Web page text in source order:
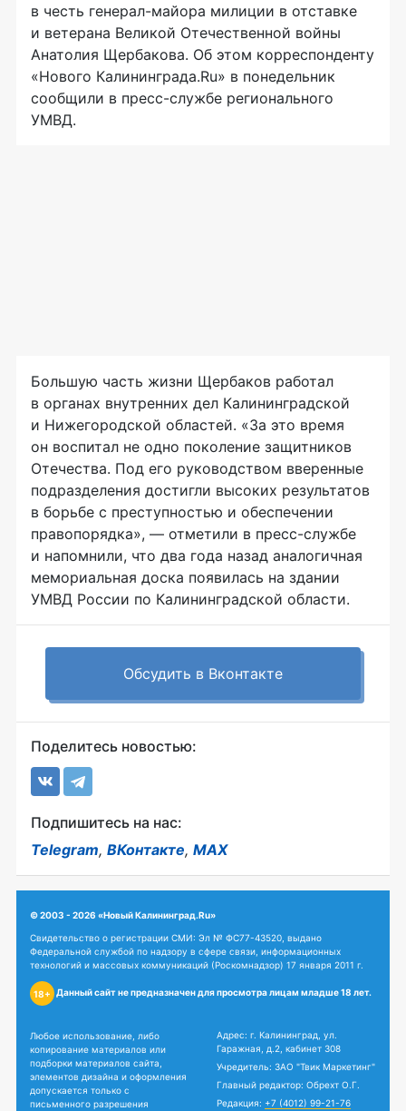
в честь генерал-майора милиции в отставке
и ветерана Великой Отечественной войны
Анатолия Щербакова. Об этом корреспонденту
«Нового Калининграда.Ru» в понедельник
сообщили в пресс-службе регионального
УМВД.
Большую часть жизни Щербаков работал
в органах внутренних дел Калининградской
и Нижегородской областей. «За это время
он воспитал не одно поколение защитников
Отечества. Под его руководством вверенные
подразделения достигли высоких результатов
в борьбе с преступностью и обеспечении
правопорядка», — отметили в пресс-службе
и напомнили, что два года назад аналогичная
мемориальная доска появилась на здании
УМВД России по Калининградской области.
Обсудить в Вконтакте
Поделитесь новостью:
Подпишитесь на нас:
Telegram, ВКонтакте, MAX
© 2003 - 2026 «Новый Калининград.Ru»
Свидетельство о регистрации СМИ: Эл № ФС77-43520, выдано
Федеральной службой по надзору в сфере связи, информационных
технологий и массовых коммуникаций (Роскомнадзор) 17 января 2011 г.
18+ Данный сайт не предназначен для просмотра лицам младше 18 лет.
Любое использование, либо
копирование материалов или
подборки материалов сайта,
элементов дизайна и оформления
допускается только с
письменного разрешения
Адрес: г. Калининград, ул.
Гаражная, д.2, кабинет 308
Учредитель: ЗАО "Твик Маркетинг"
Главный редактор: Обрехт О.Г.
Редакция: +7 (4012) 99-21-76